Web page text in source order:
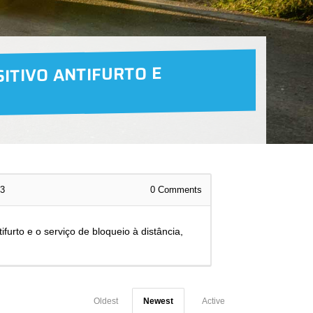
ANTIFURTO E
0 Comments
e o serviço de bloqueio à distância,
Active
Newest
Oldest